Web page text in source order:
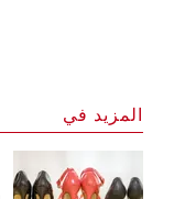
المزيد في